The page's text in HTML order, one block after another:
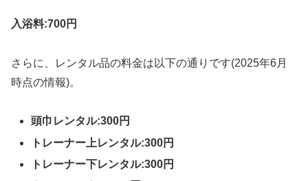
入浴料:700円
さらに、レンタル品の料金は以下の通りです(2025年6月
時点の情報)。
頭巾レンタル:300円
トレーナー上レンタル:300円
トレーナー下レンタル:300円